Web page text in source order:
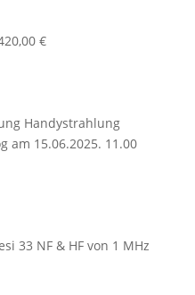
€
am 15.06.2025. 11.00
33 NF & HF von 1 MHz